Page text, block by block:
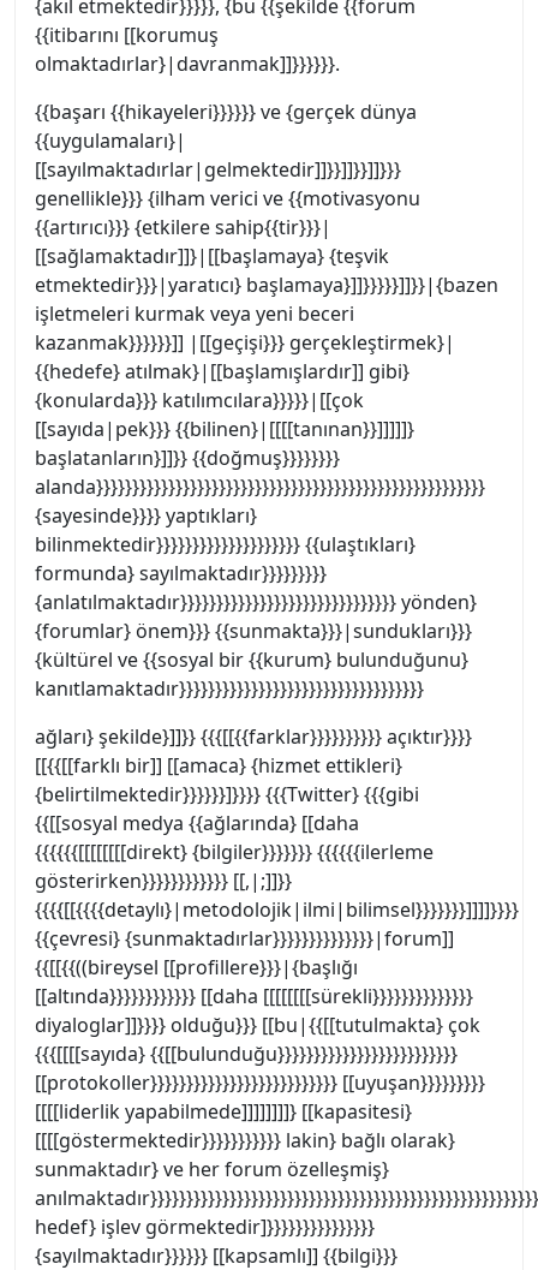
{akıl etmektedir}}}}}, {bu {{şekilde {{forum
{{itibarını [[korumuş
olmaktadırlar}|davranmak]]}}}}}}.
{{başarı {{hikayeleri}}}}}} ve {gerçek dünya
{{uygulamaları}|
[[sayılmaktadırlar|gelmektedir]]}}]]}}]]}}}
genellikle}}} {ilham verici ve {{motivasyonu
{{artırıcı}}} {etkilere sahip{{tir}}}|
[[sağlamaktadır]]}|[[başlamaya} {teşvik
etmektedir}}}|yaratıcı} başlamaya}]]}}}}}]]}}|{bazen
işletmeleri kurmak veya yeni beceri
kazanmak}}}}}}]] |[[geçişi}}} gerçekleştirmek}|
{{hedefe} atılmak}|[[başlamışlardır]] gibi}
{konularda}}} katılımcılara}}}}}|[[çok
[[sayıda|pek}}} {{bilinen}|[[[[tanınan}}]]]]]}
başlatanların}]]}} {{doğmuş}}}}}}}}
alanda}}}}}}}}}}}}}}}}}}}}}}}}}}}}}}}}}}}}}}}}}}}}}}}}}}}}}}
{sayesinde}}}} yaptıkları}
bilinmektedir}}}}}}}}}}}}}}}}}}}} {{ulaştıkları}
formunda} sayılmaktadır}}}}}}}}}
{anlatılmaktadır}}}}}}}}}}}}}}}}}}}}}}}}}}}}}} yönden}
{forumlar} önem}}} {{sunmakta}}}|sundukları}}}
{kültürel ve {{sosyal bir {{kurum} bulunduğunu}
kanıtlamaktadır}}}}}}}}}}}}}}}}}}}}}}}}}}}}}}}}}}
ağları} şekilde}]]}} {{{[[{{farklar}}}}}}}}}} açıktır}}}}
[[{{[[farklı bir]] [[amaca} {hizmet ettikleri}
{belirtilmektedir}}}}}}]}}}} {{{Twitter} {{{gibi
{{[[sosyal medya {{ağlarında} [[daha
{{{{{{[[[[[[[[direkt} {bilgiler}}}}}}} {{{{{{ilerleme
gösterirken}}}}}}}}}}}} [[,|;]]}}
{{{{[[{{{{detaylı}|metodolojik|ilmi|bilimsel}}}}}}}]]]]}}}}
{{çevresi} {sunmaktadırlar}}}}}}}}}}}}}}|forum]]
{{[[{{((bireysel [[profillere}}}|{başlığı
[[altında}}}}}}}}}}}} [[daha [[[[[[[[sürekli}}}}}}}}}}}}}}
diyaloglar]]}}}} olduğu}}} [[bu|{{[[tutulmakta} çok
{{{[[[[sayıda} {{[[bulunduğu}}}}}}}}}}}}}}}}}}}}}}}}}
[[protokoller}}}}}}}}}}}}}}}}}}}}}}}}}} [[uyuşan}}}}}}}}}
[[[[liderlik yapabilmede]]]]]]]]} [[kapasitesi}
[[[[göstermektedir}}}}}}}}}}} lakin} bağlı olarak}
sunmaktadır} ve her forum özelleşmiş}
hedef} işlev görmektedir]}}}}}}}}}}}}}}}
{sayılmaktadır}}}}}} [[kapsamlı]] {{bilgi}}}